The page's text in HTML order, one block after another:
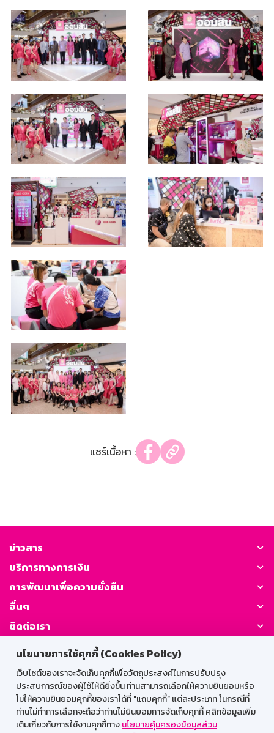
นโยบายการใช้คุกกี้ (Cookies Policy)
เว็บไซต์ของเราจะจัดเก็บคุกกี้เพื่อวัตถุประสงค์ในการปรับปรุง
ประสบการณ์ของผู้ใช้ให้ดียิ่งขึ้น ท่านสามารถเลือกให้ความยินยอมหรือ
ไม่ให้ความยินยอมคุกกี้ของเราได้ที่ "แถบคุกกี้” แต่ละประเภท ในกรณีที่
ท่านไม่ทำการเลือกจะถือว่าท่านไม่ยินยอมการจัดเก็บคุกกี้ คลิกข้อมูลเพิ่ม
เติมเกี่ยวกับการใช้งานคุกกี้ทางนโยบายคุ้มครองข้อมูลส่วน
แชร์เนื้อหา :
ข่าวสาร
บริการทางการเงิน
การพัฒนาเพื่อความยั่งยืน
อื่นๆ
ติดต่อเรา
GSB Society:
สำหรับพนักงาน